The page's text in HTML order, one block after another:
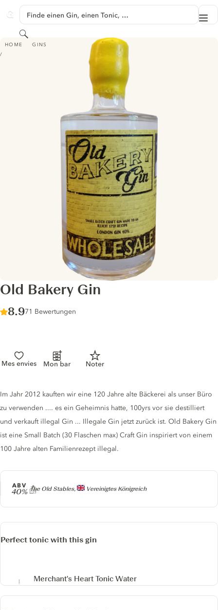
GINVENTORY
Finde einen Gin, einen Tonic, …
Suchen
HOME GINS
OLD BAKERY GIN
Old Bakery Gin
Score :
8.9/ 10
71 Bewertungen
Mes envies Mon bar Noter
Producer
The Old Stables, Vereinigtes Königreich
ABV
40%
Gin description
Im Jahr 2012 kauften wir eine 120 Jahre alte Bäckerei als unser Büro
zu verwenden .... es ein Geheimnis hatte, 100yrs vor sie destilliert
und verkauft illegal Gin ... Illegale Gin jetzt zurück ist. Old Bakery Gin
ist eine Small Batch (30 Flaschen max) Craft Gin inspiriert von einem
100 Jahre alten Familienrezept illegal.
Perfect tonic with this gin
Merchant's Heart Tonic Water